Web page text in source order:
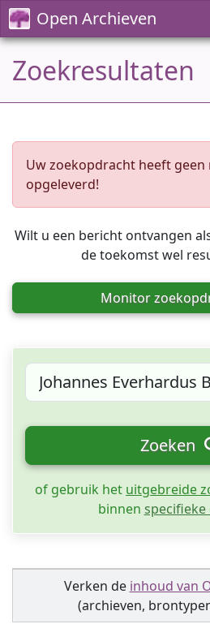
Open Archieven
Zoekresultaten
Uw zoekopdracht heeft geen
opgeleverd!
Wilt u een bericht ontvangen
de toekomst wel
Monitor
Zoeken
of gebruik het uitgebreide
binnen specifieke
Verken de inhoud van
(archieven,